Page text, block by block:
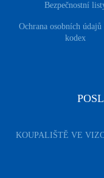
Bezpečnostní
Ochrana osobních
kodex
KOUPALIŠTĚ VE